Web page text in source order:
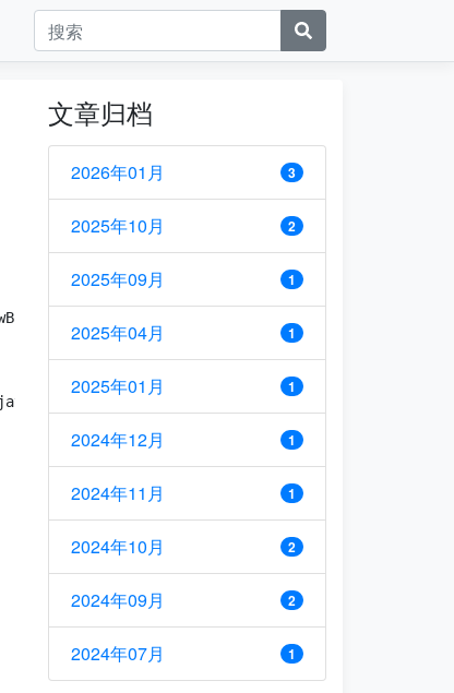
文章归档
2026年01月 3
2025年10月 2
2025年09月 1
2025年04月 1
2025年01月 1
2024年12月 1
2024年11月 1
2024年10月 2
2024年09月 2
2024年07月 1